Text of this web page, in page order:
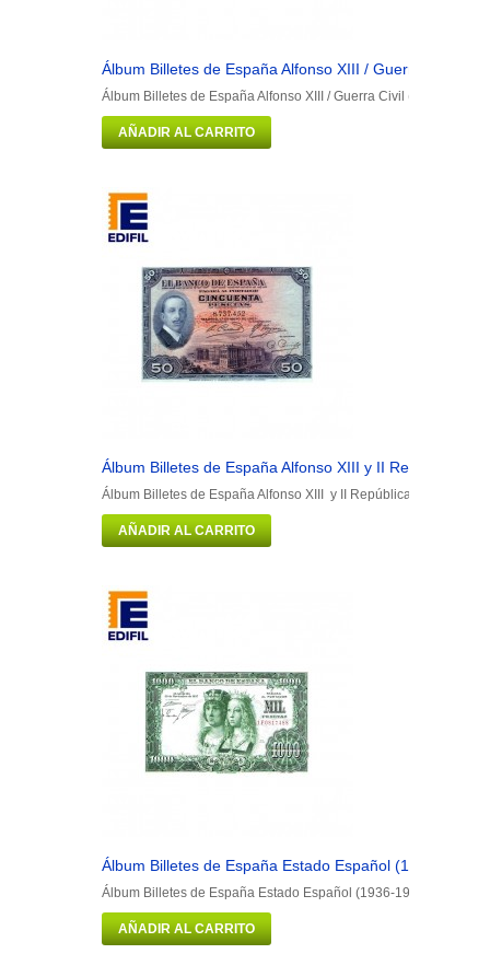
Álbum Billetes de España Alfonso XIII / Guerra Civil...
Álbum Billetes de España Alfonso XIII / Guerra Civil (1906-1938)
AÑADIR AL CARRITO
Álbum Billetes de España Alfonso XIII y II República
Álbum Billetes de España Alfonso XIII y II República Portadilla
AÑADIR AL CARRITO
Álbum Billetes de España Estado Español (1936-1975)
Álbum Billetes de España Estado Español (1936-1975)
AÑADIR AL CARRITO